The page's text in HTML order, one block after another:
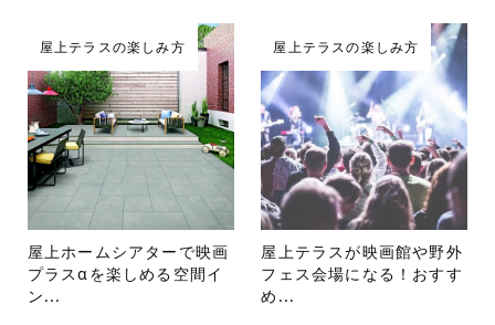
屋上テラスの楽しみ方
屋上ホームシアターで映画
プラスαを楽しめる空間イ
ン...
屋上テラスの楽しみ方
屋上テラスが映画館や野外
フェス会場になる！おすす
め...